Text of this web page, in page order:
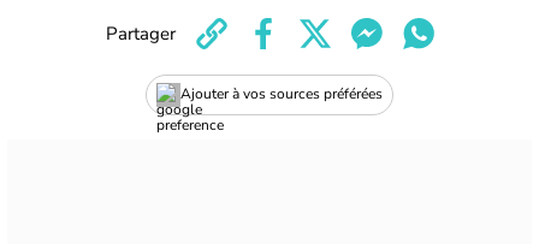
Ajouter à vos sources préférées
Partager